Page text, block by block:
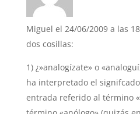
Miguel el 24/06/2009 a las
dos cosillas:
1) ¿»analogízate» o
ha interpretado el
entrada referido al término